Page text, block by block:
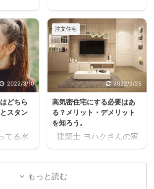
スキマ
まじかー
ヨハク
けば良か
マ ヨハ
何の
で大丈夫
たけ
料だっ
上の無
た上
加でセ
だけど
ナー、学
たなぁ
ヨハク子育てしながら働
きたいけどフルタイムは
厳しいし、でもお金は必
要だって人が家を建てる
方には多いと思うんだよ
ね。 住宅ローンが始ま
ると支出が増えるし、老
後の為にも共働きの家庭
が増えるよね・・・スキ
マ ヨハク普通はパート
に出たりして時給1,000
円前後の仕事を1日6時間
位頑張って働いて、何と
か月10万位は稼げるかも
しれないけど 肉体的・精
2022/3/10
どちら
スタン
てる水
ってる
洗器で
が剥が
注文住宅
2022/2/25
高気密住宅にする必要はあ
る？メリット・デメリット
を知ろう。
建築士 ヨハクさんの家
は 高気密住宅ですよ！
と言われたのですが ヨ
ハク高気密住宅って
もっと読む